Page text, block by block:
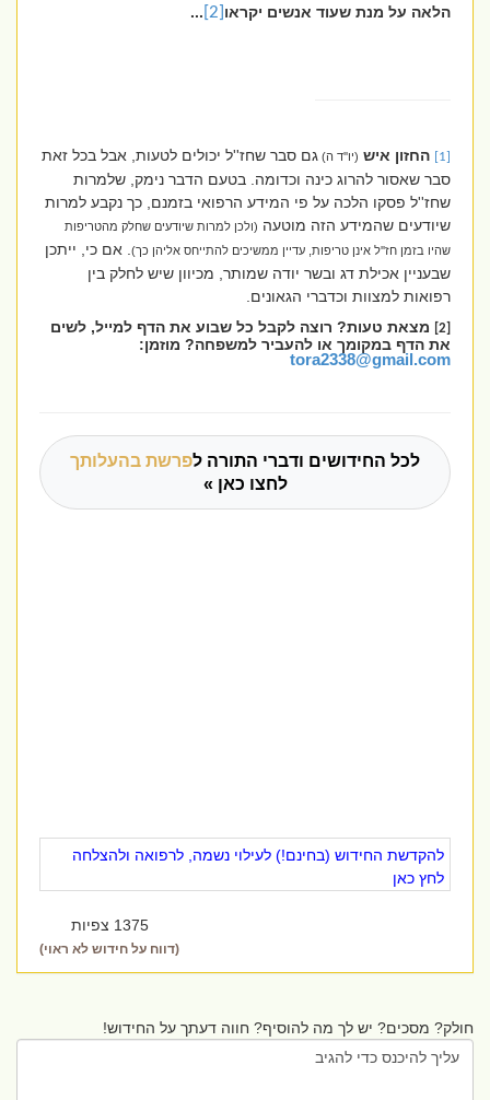
הלאה על מנת שעוד אנשים יקראו[2]
...
החזון איש (יו''ד ה) גם סבר שחז''ל יכולים לטעות, אבל בכל זאת
סבר שאסור להרוג כינה וכדומה. בטעם הדבר נימק, שלמרות
שחז''ל פסקו הלכה על פי המידע הרפואי בזמנם, כך נקבע למרות
שיודעים שהמידע הזה מוטעה(ולכן למרות שיודעים שחלק מהטריפות
שהיו בזמן חז''ל אינן טריפות, עדיין ממשיכים להתייחס אליהן כך). אם כי, ייתכן
שבעניין אכילת דג ובשר יודה שמותר, מכיוון שיש לחלק בין
רפואות למצוות וכדברי הגאונים.
מצאת טעות? רוצה לקבל כל שבוע את הדף למייל, לשים
את הדף במקומך או להעביר למשפחה? מוזמן:
tora2338@gmail.com
לכל החידושים ודברי התורה לפרשת בהעלותך
לחצו כאן »
להקדשת החידוש (בחינם!) לעילוי נשמה, לרפואה ולהצלחה
לחץ כאן
1375 צפיות
(דווח על חידוש לא ראוי)
חולק? מסכים? יש לך מה להוסיף? חווה דעתך על החידוש!